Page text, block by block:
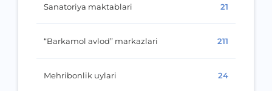
Sanatoriya maktablari 21
“Barkamol avlod” markazlari 211
Mehribonlik uylari 24